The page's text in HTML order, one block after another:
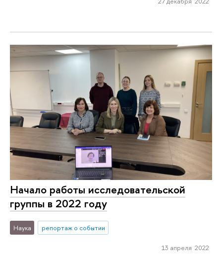
Начало работы исследовательской
группы в 2022 году
Наука репортаж о событии
13 апреля 2022